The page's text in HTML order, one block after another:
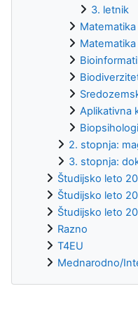
3. letnik
Matematika
Aplikativna
2. stopnja:
3. stopnja:
Študijsko leto
Študijsko leto
Študijsko leto
Razno
T4EU
Mednarodno/